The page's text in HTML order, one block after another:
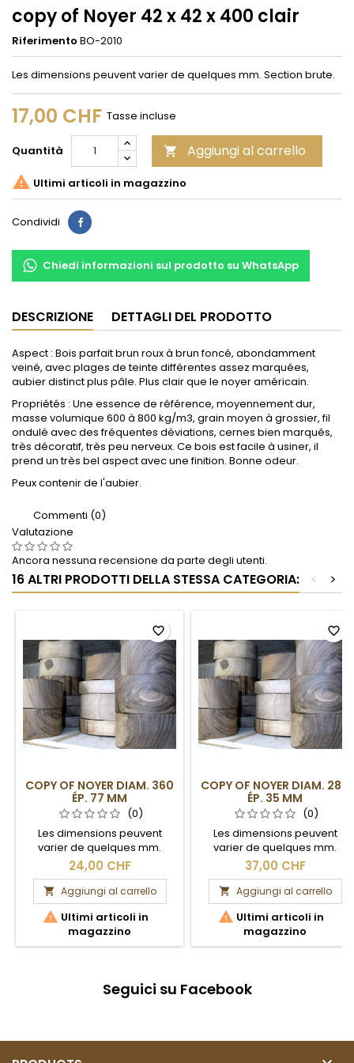
copy of Noyer 42 x 42 x 400 clair
Riferimento BO-2010
Les dimensions peuvent varier de quelques mm. Section brute.
17,00 CHF Tasse incluse
Quantità  Aggiungi al carrello
 Ultimi articoli in magazzino
Condividi Condividi
Chiedi informazioni sul prodotto su WhatsApp
DESCRIZIONE DETTAGLI DEL PRODOTTO
Aspect : Bois parfait brun roux à brun foncé, abondamment
veiné, avec plages de teinte différentes assez marquées,
aubier distinct plus pâle. Plus clair que le noyer américain.
Propriétés : Une essence de référence, moyennement dur,
masse volumique 600 à 800 kg/m3, grain moyen à grossier, fil
ondulé avec des fréquentes déviations, cernes bien marqués,
très décoratif, très peu nerveux. Ce bois est facile à usiner, il
prend un très bel aspect avec une finition. Bonne odeur.
Peux contenir de l'aubier.
Commenti (0)
Valutazione
Ancora nessuna recensione da parte degli utenti.
16 ALTRI PRODOTTI DELLA STESSA CATEGORIA: >
<
COPY OF NOYER DIAM. 360
ÉP. 77 MM
(0)
Les dimensions peuvent
varier de quelques mm.
Section brute.
24,00 CHF
 Aggiungi al carrello
 Ultimi articoli in
magazzino
favorite_border
COPY OF NOYER DIAM. 280
ÉP. 35 MM
(0)
Les dimensions peuvent
varier de quelques mm.
Section brute.
37,00 CHF
 Aggiungi al carrello
 Ultimi articoli in
magazzino
favorite_border
Seguici su Facebook